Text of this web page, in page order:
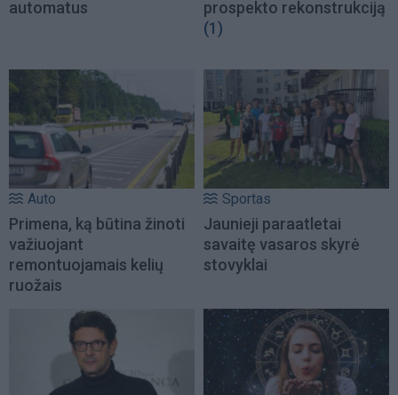
automatus
prospekto rekonstrukciją
(1)
Auto
Primena, ką būtina žinoti
važiuojant
remontuojamais kelių
ruožais
Sportas
Jaunieji paraatletai
savaitę vasaros skyrė
stovyklai